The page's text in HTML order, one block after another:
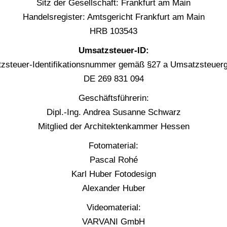
Sitz der Gesell­schaft: Frank­furt am Main
Han­dels­re­gis­ter: Amts­ge­richt Frank­furt am Main
HRB 103543
Umsatz­steu­er-ID:
Iden­ti­fi­ka­ti­ons­num­mer gemäß §27 a
DE 269 831 094
Geschäfts­füh­re­rin:
Dipl.-Ing. Andrea Susan­ne Schwarz
Mit­glied der Archi­tek­ten­kam­mer Hessen
Foto­ma­te­ri­al:
Pas­cal Rohé
Karl Huber Fotodesign
Alex­an­der Huber
Video­ma­te­ri­al:
VARVANI GmbH